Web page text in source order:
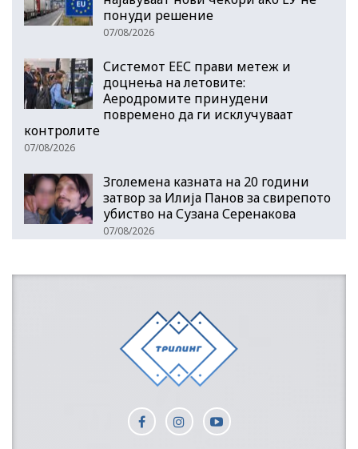
понуди решение
07/08/2026
Системот ЕЕС прави метеж и
доцнења на летовите:
Аеродромите принудени
повремено да ги исклучуваат
контролите
07/08/2026
Зголемена казната на 20 години
затвор за Илија Панов за свирепото
убиство на Сузана Серенакова
07/08/2026